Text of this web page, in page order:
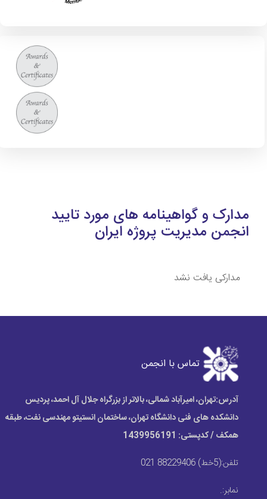
مدارک و گواهینامه های مورد تایید
انجمن مدیریت پروژه ایران
مدارکی یافت نشد
تماس با انجمن
آدرس:تهران، امیرآباد شمالی، بالاتر از بزرگراه جلال آل احمد، پردیس
دانشکده های فنی دانشگاه تهران، ساختمان انستیتو مهندسی نفت، طبقه
همکف / کدپستی: 1439956191
تلفن:(5خط) 88229406 021
نمابر:.